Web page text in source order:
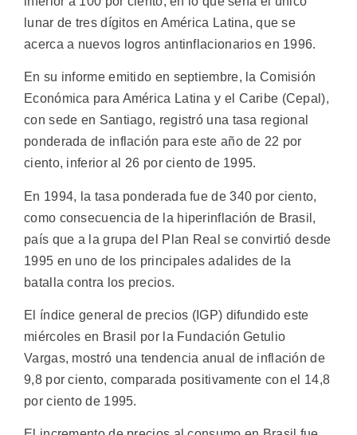
lunar de tres dígitos en América Latina, que se
acerca a nuevos logros antinflacionarios en 1996.
En su informe emitido en septiembre, la Comisión
Económica para América Latina y el Caribe (Cepal),
con sede en Santiago, registró una tasa regional
ponderada de inflación para este año de 22 por
ciento, inferior al 26 por ciento de 1995.
En 1994, la tasa ponderada fue de 340 por ciento,
como consecuencia de la hiperinflación de Brasil,
país que a la grupa del Plan Real se convirtió desde
1995 en uno de los principales adalides de la
batalla contra los precios.
El índice general de precios (IGP) difundido este
miércoles en Brasil por la Fundación Getulio
Vargas, mostró una tendencia anual de inflación de
9,8 por ciento, comparada positivamente con el 14,8
por ciento de 1995.